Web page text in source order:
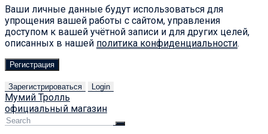
Ваши личные данные будут использоваться для
упрощения вашей работы с сайтом, управления
доступом к вашей учётной записи и для других целей,
описанных в нашей политика конфиденциальности.
Регистрация
Зарегистрироваться Login
Мумий Тролль
официальный магазин